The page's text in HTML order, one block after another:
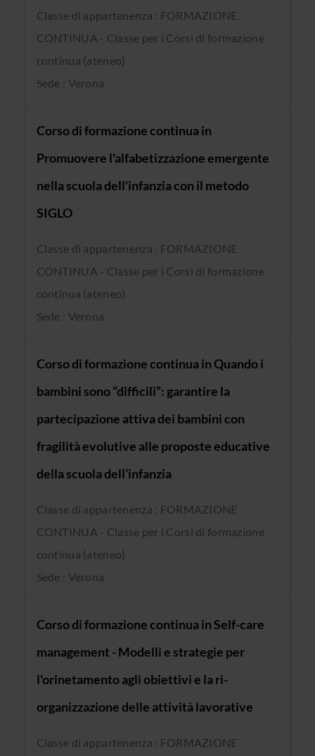
Classe di appartenenza : FORMAZIONE
CONTINUA - Classe per i Corsi di formazione
continua (ateneo)
Sede : Verona
Corso di formazione continua in
Promuovere l'alfabetizzazione emergente
nella scuola dell'infanzia con il metodo
SIGLO
Classe di appartenenza : FORMAZIONE
CONTINUA - Classe per i Corsi di formazione
continua (ateneo)
Sede : Verona
Corso di formazione continua in Quando i
bambini sono “difficili”: garantire la
partecipazione attiva dei bambini con
fragilità evolutive alle proposte educative
della scuola dell’infanzia
Classe di appartenenza : FORMAZIONE
CONTINUA - Classe per i Corsi di formazione
continua (ateneo)
Sede : Verona
Corso di formazione continua in Self-care
management - Modelli e strategie per
l'orinetamento agli obiettivi e la ri-
organizzazione delle attività lavorative
Classe di appartenenza : FORMAZIONE